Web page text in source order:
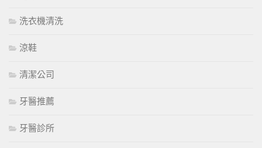
洗衣機清洗
涼鞋
清潔公司
牙醫推薦
牙醫診所